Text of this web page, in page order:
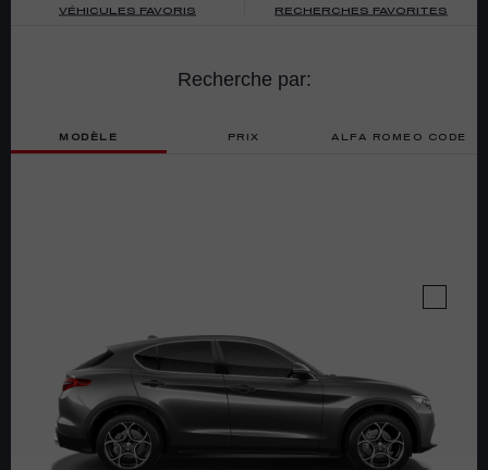
VÉHICULES FAVORIS RECHERCHES FAVORITES
Recherche par:
MODÈLE PRIX ALFA ROMEO CODE